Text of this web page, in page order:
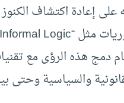
إعادة اكتشاف الكنوز
دمج هذه الرؤى مع
والسياسية وحتى